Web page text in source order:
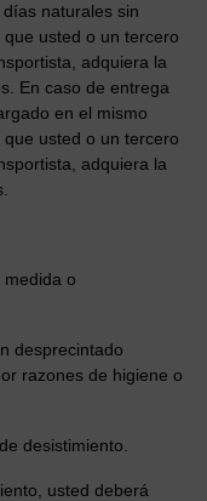
naturales sin
usted o un tercero
adquiera la
En caso de entrega
en el mismo
usted o un tercero
adquiera la
o
desprecintado
razones de higiene o
desistimiento.
usted deberá